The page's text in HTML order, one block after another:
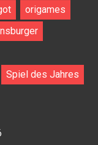
origames
Spiel des Jahres